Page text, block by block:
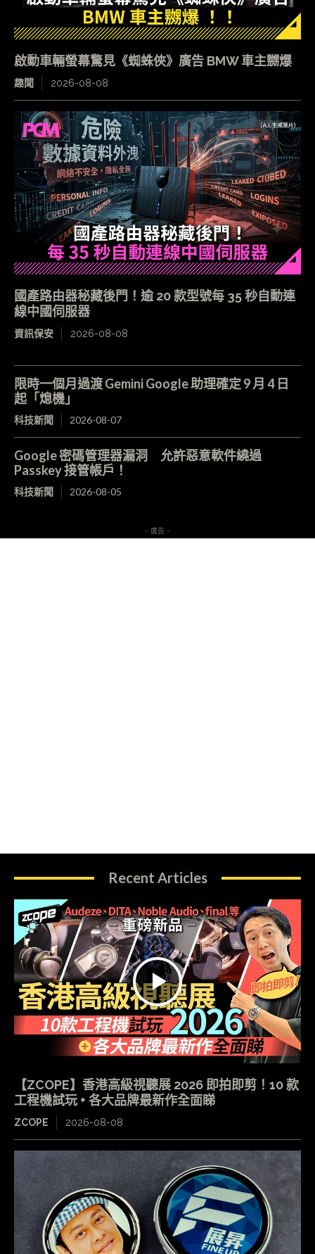
啟動車輛螢幕驚見《蜘蛛俠》廣告 BMW 車主嬲爆
趣聞 2026-08-08
國產路由器秘藏後門！逾 20 款型號每 35 秒自動連
線中國伺服器
資訊保安 2026-08-08
限時一個月過渡 Gemini Google 助理確定 9 月 4 日
起「熄機」
科技新聞 2026-08-07
Google 密碼管理器漏洞 允許惡意軟件繞過
Passkey 接管帳戶！
科技新聞 2026-08-05
- 廣告 -
Recent Articles
【ZCOPE】香港高級視聽展 2026 即拍即剪！10 款
工程機試玩 + 各大品牌最新作全面睇
ZCOPE 2026-08-08